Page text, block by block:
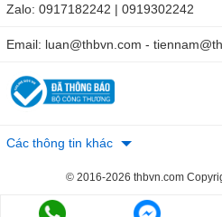
Làm việc ổn định trong nhiều
Zalo: 0917182242 | 0919302242
Email: luan@thbvn.com -
Các thông tin khác
© 2016-2026 thbvn.com